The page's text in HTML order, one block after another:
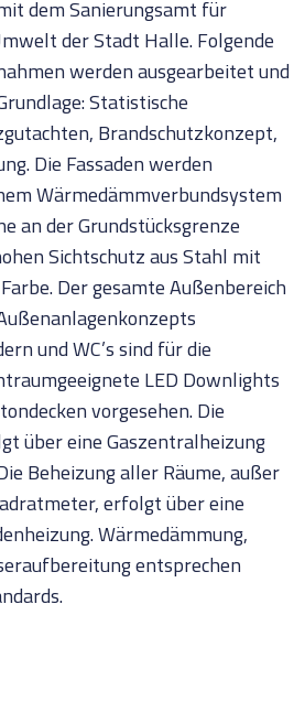
dem Sanierungsamt für
der Stadt Halle. Folgende
werden ausgearbeitet und
Statistische
Brandschutzkonzept,
Die Fassaden werden
Wärmedämmverbundsystem
an der Grundstücksgrenze
Sichtschutz aus Stahl mit
Der gesamte Außenbereich
und WC’s sind für die
LED Downlights
vorgesehen. Die
über eine Gaszentralheizung
Beheizung aller Räume, außer
erfolgt über eine
Wärmedämmung,
entsprechen